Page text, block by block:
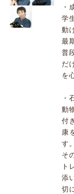
・
学
動
最
普
だ
を
・
動
付
康
す。
そ
ト
添
切